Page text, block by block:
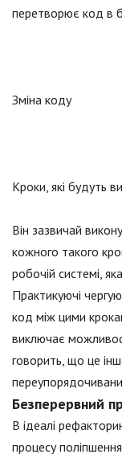
перетворює код в
Зміна коду
Кроки, які будуть
Він зазвичай
кожного такого
робочій системі,
Практикуючі
код між цими
виключає
говорить, що це
Безперервний
В ідеалі
процесу